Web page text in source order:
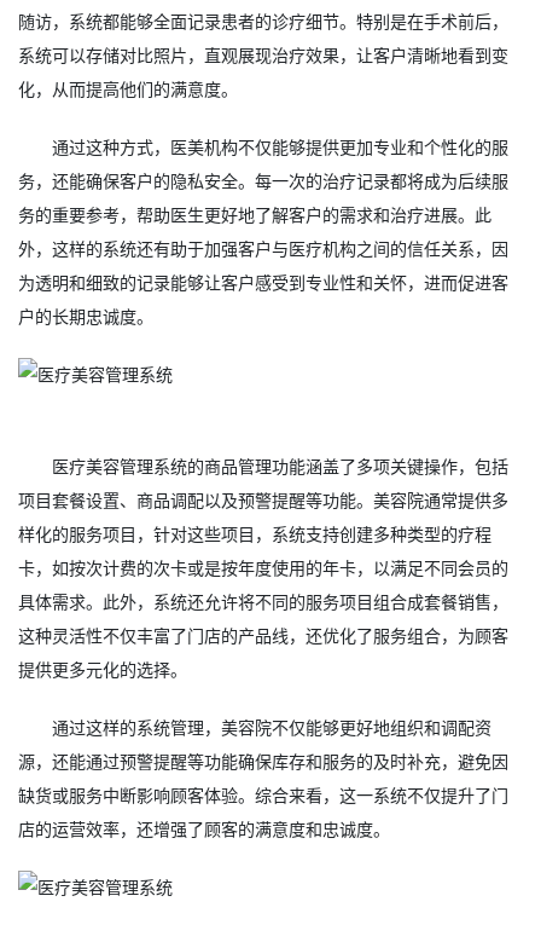
随访，系统都能够全面记录患者的诊疗细节。特别是在手术前后，
系统可以存储对比照片，直观展现治疗效果，让客户清晰地看到变
化，从而提高他们的满意度。
通过这种方式，医美机构不仅能够提供更加专业和个性化的服
务，还能确保客户的隐私安全。每一次的治疗记录都将成为后续服
务的重要参考，帮助医生更好地了解客户的需求和治疗进展。此
外，这样的系统还有助于加强客户与医疗机构之间的信任关系，因
为透明和细致的记录能够让客户感受到专业性和关怀，进而促进客
户的长期忠诚度。
医疗美容管理系统的商品管理功能涵盖了多项关键操作，包括
项目套餐设置、商品调配以及预警提醒等功能。美容院通常提供多
样化的服务项目，针对这些项目，系统支持创建多种类型的疗程
卡，如按次计费的次卡或是按年度使用的年卡，以满足不同会员的
具体需求。此外，系统还允许将不同的服务项目组合成套餐销售，
这种灵活性不仅丰富了门店的产品线，还优化了服务组合，为顾客
提供更多元化的选择。
通过这样的系统管理，美容院不仅能够更好地组织和调配资
源，还能通过预警提醒等功能确保库存和服务的及时补充，避免因
缺货或服务中断影响顾客体验。综合来看，这一系统不仅提升了门
店的运营效率，还增强了顾客的满意度和忠诚度。